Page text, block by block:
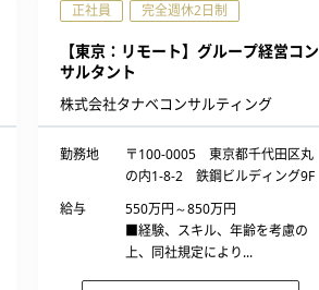
正社員 完全週休2日制
【東京：リモート】グループ経営コン
サルタント
株式会社タナベコンサルティング
勤務地
〒100-0005 東京都千代田区丸
の内1-8-2 鉄鋼ビルディング9F
給与
550万円～850万円
■経験、スキル、年齢を考慮の
上、同社規定により...